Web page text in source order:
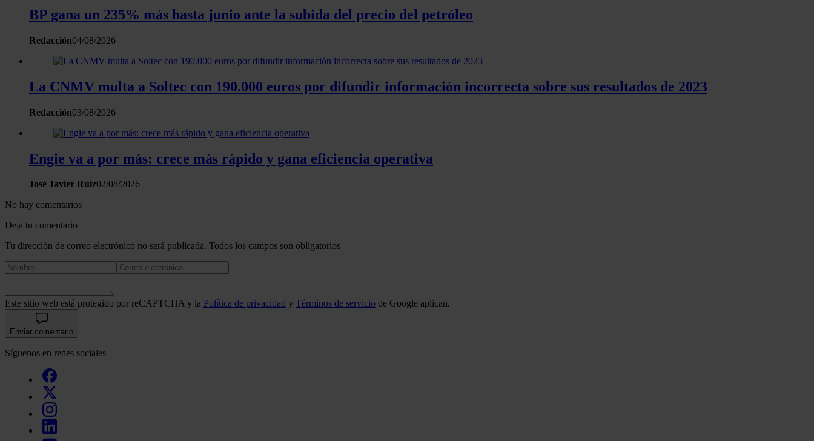
BP gana un 235% más hasta junio ante la subida del precio del petróleo
Redacción04/08/2026
La CNMV multa a Soltec con 190.000 euros por difundir información incorrecta sobre sus resultados de 2023
Redacción03/08/2026
Engie va a por más: crece más rápido y gana eficiencia operativa
José Javier Ruiz02/08/2026
No hay comentarios
Deja tu comentario
Tu dirección de correo electrónico no será publicada. Todos los campos son obligatorios
Este sitio web está protegido por reCAPTCHA y la Política de privacidad y Términos de servicio de Google aplican.
Enviar comentario
Síguenos en redes sociales